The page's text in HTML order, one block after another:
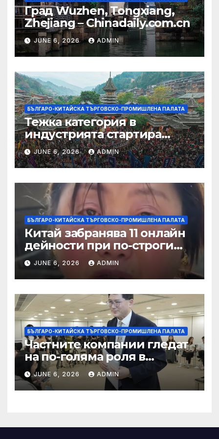
Град Wuzhen, Tongxiang,
Zhejiang – Chinadaily.com.cn
JUNE 6, 2026 ADMIN
БЪЛГАРО-КИТАЙСКА ТЪРГОВСКО-ПРОМИШЛЕНА ПАЛАТА
Тежка категория в
индустрията стартира
алианс за космическа
слънчева енергия
JUNE 6, 2026 ADMIN
БЪЛГАРО-КИТАЙСКА ТЪРГОВСКО-ПРОМИШЛЕНА ПАЛАТА
Китай забранява 11 онлайн
дейности при по-строги
правила за ограничаване на
слуховете и
кибернасилниците
JUNE 6, 2026 ADMIN
БЪЛГАРО-КИТАЙСКА ТЪРГОВСКО-ПРОМИШЛЕНА ПАЛАТА
Частните компании гледат
на по-голяма роля в
стратегическата
енергетика
JUNE 6, 2026 ADMIN